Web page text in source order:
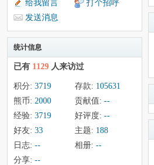
给我留言
打个招呼
发送消息
统计信息
已有 1129 人来访过
积分: 3719 存款: 105631
熊币: 2000 贡献值: --
经验: 3719 好评度: --
好友: 33 主题: 188
日志: -- 相册: --
分享: --